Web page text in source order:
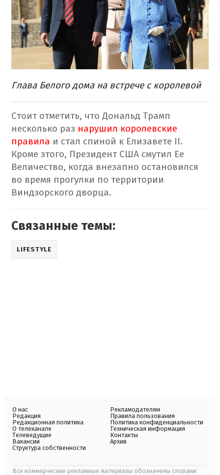
Глава Белого дома на встрече с королевой
Стоит отметить, что Дональд Трамп
несколько раз нарушил королевские
правила и стал спиной к Елизавете II.
Кроме этого, Президент США смутил Ее
Величество, когда внезапно остановился
во время прогулки по территории
Виндзорского дворца.
Связанные темы:
LIFESTYLE
О нас
Редакция
Редакционная политика
О телеканале
Телеведущие
Вакансии
Структура собственности
Рекламодателям
Правила пользования
Политика конфиденциальности
Техническая информация
Контакты
Архив
Все коммерческие рекламные материалы обозначены словами